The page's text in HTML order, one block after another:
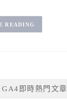
READING
GA4即時熱門文章